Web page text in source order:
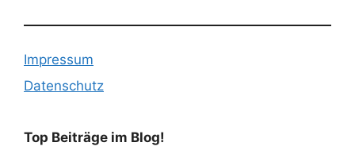
Impressum
Datenschutz
Top Beiträge im Blog!